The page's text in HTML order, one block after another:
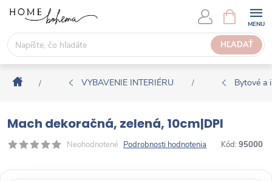
s
HĽADAŤ
Á
K
U
P
N
Í
Domov
/ VYBAVENIE INTERIÉRU / Bytové a
Mach dekoračná, zelená, 10cm|DPI
Neohodnotené Podrobnosti hodnotenia Kód: 95000